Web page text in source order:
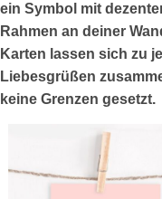
ein Symbol mit
Rahmen an deiner
Karten lassen sich zu
Liebesgrüßen
keine Grenzen gesetzt.